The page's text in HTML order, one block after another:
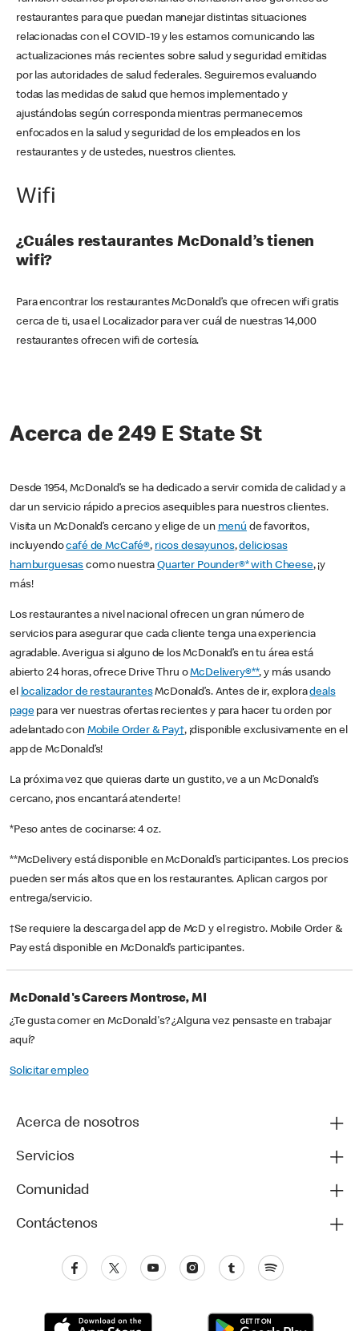
restaurantes para que puedan manejar distintas situaciones
relacionadas con el COVID-19 y les estamos comunicando las
actualizaciones más recientes sobre salud y seguridad emitidas
por las autoridades de salud federales. Seguiremos evaluando
todas las medidas de salud que hemos implementado y
ajustándolas según corresponda mientras permanecemos
enfocados en la salud y seguridad de los empleados en los
restaurantes y de ustedes, nuestros clientes.
Wifi
¿Cuáles restaurantes McDonald’s tienen
wifi?
Para encontrar los restaurantes McDonald’s que ofrecen wifi gratis
cerca de ti, usa el Localizador para ver cuál de nuestras 14,000
restaurantes ofrecen wifi de cortesía.
Acerca de 249 E State St
Desde 1954, McDonald’s se ha dedicado a servir comida de calidad y a
dar un servicio rápido a precios asequibles para nuestros clientes.
Visita un McDonald’s cercano y elige de un menú de favoritos,
incluyendocafé de McCafé®, ricos desayunos,deliciosas
hamburguesas como nuestraQuarter Pounder®* with Cheese, ¡y
más!
Los restaurantes a nivel nacional ofrecen un gran número de
servicios para asegurar que cada cliente tenga una experiencia
agradable. Averigua si alguno de los McDonald’s en tu área está
abierto 24 horas, ofrece Drive Thru oMcDelivery®**, y más usando
el localizador de restaurantesMcDonald’s. Antes de ir, exploradeals
pagepara ver nuestras ofertas recientes y para hacer tu orden por
adelantado con Mobile Order & Pay†, ¡disponible exclusivamente en el
app de McDonald’s!
La próxima vez que quieras darte un gustito, ve a un McDonald’s
cercano, ¡nos encantará atenderte!
*Peso antes de cocinarse: 4 oz.
**McDelivery está disponible en McDonald’s participantes. Los precios
pueden ser más altos que en los restaurantes. Aplican cargos por
entrega/servicio.
†Se requiere la descarga del app de McD y el registro. Mobile Order &
Pay está disponible en McDonald’s participantes.
McDonald's Careers Montrose, MI
¿Te gusta comer en McDonald's? ¿Alguna vez pensaste en trabajar
aquí?
Solicitar empleo
Acerca de nosotros
Servicios
Comunidad
Contáctenos